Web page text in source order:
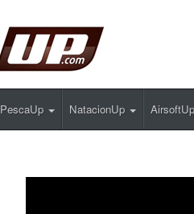
PescaUp NatacionUp AirsoftUp